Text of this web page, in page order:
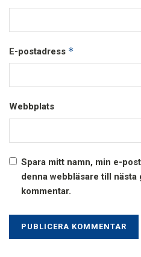
E-postadress *
Webbplats
Spara mitt namn, min e-
denna webbläsare till nästa
kommentar.